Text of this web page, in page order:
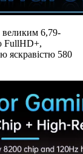
6,79-
FullHD+,
яскравістю 580